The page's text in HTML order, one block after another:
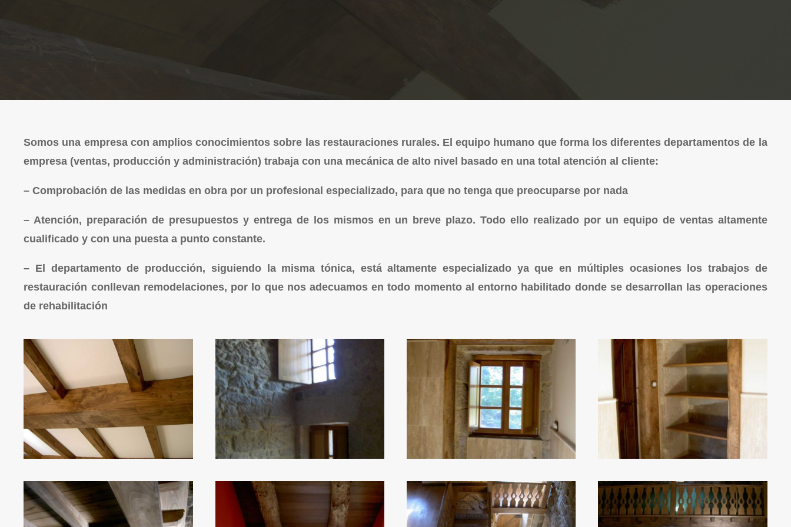
Somos una empresa con amplios conocimientos sobre las restauraciones rurales. El equipo humano que forma los diferentes departamentos de la
empresa (ventas, producción y administración) trabaja con una mecánica de alto nivel basado en una total atención al cliente:
– Comprobación de las medidas en obra por un profesional especializado, para que no tenga que preocuparse por nada
– Atención, preparación de presupuestos y entrega de los mismos en un breve plazo. Todo ello realizado por un equipo de ventas altamente
cualificado y con una puesta a punto constante.
– El departamento de producción, siguiendo la misma tónica, está altamente especializado ya que en múltiples ocasiones los trabajos de
restauración conllevan remodelaciones, por lo que nos adecuamos en todo momento al entorno habilitado donde se desarrollan las operaciones
de rehabilitación